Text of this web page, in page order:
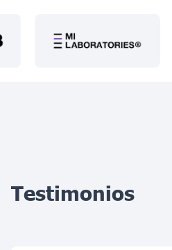
Testimonios